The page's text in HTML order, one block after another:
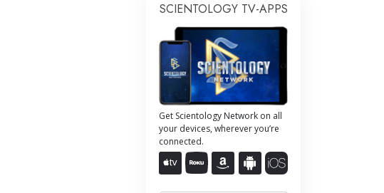
SCIENTOLOGY TV-APPS
Get Scientology Network on all
your devices, wherever you’re
connected.